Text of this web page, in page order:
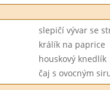
slepičí vývar se
králík na paprice
houskový knedlík
čaj s ovocným